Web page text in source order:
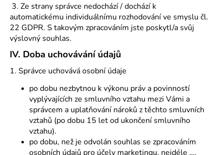
3. Ze strany správce nedochází / dochází k
automatickému individuálnímu rozhodování ve smyslu čl.
22 GDPR. S takovým zpracováním jste poskytl/a svůj
výslovný souhlas.
IV. Doba uchovávání údajů
1. Správce uchovává osobní údaje
po dobu nezbytnou k výkonu práv a povinností
vyplývajících ze smluvního vztahu mezi Vámi a
správcem a uplatňování nároků z těchto smluvních
vztahů (po dobu 15 let od ukončení smluvního
vztahu).
po dobu, než je odvolán souhlas se zpracováním
osobních údajů pro účely marketingu, nejdéle ….